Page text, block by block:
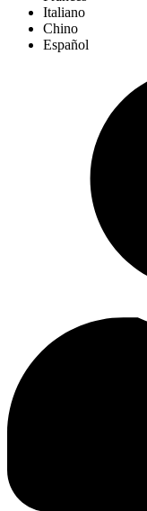
Italiano
Chino
Español